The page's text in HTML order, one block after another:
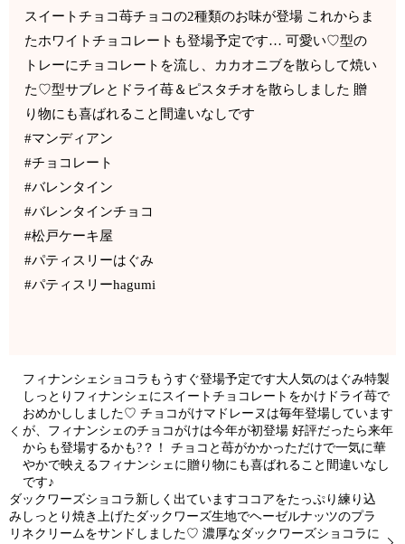
スイートチョコ苺チョコの2種類のお味が登場 これからま
たホワイトチョコレートも登場予定です… 可愛い♡型の
トレーにチョコレートを流し、カカオニブを散らして焼い
た♡型サブレとドライ苺＆ピスタチオを散らしました 贈
り物にも喜ばれること間違いなしです
#マンディアン
#チョコレート
#バレンタイン
#バレンタインチョコ
#松戸ケーキ屋
#パティスリーはぐみ
#パティスリーhagumi
フィナンシェショコラもうすぐ登場予定です大人気のはぐみ特製
しっとりフィナンシェにスイートチョコレートをかけドライ苺で
おめかししました♡ チョコがけマドレーヌは毎年登場しています
が、フィナンシェのチョコがけは今年が初登場 好評だったら来年
からも登場するかも?？！ チョコと苺がかかっただけで一気に華
やかで映えるフィナンシェに贈り物にも喜ばれること間違いなし
です♪
ダックワーズショコラ新しく出ていますココアをたっぷり練り込
みしっとり焼き上げたダックワーズ生地でヘーゼルナッツのプラ
リネクリームをサンドしました♡ 濃厚なダックワーズショコラに